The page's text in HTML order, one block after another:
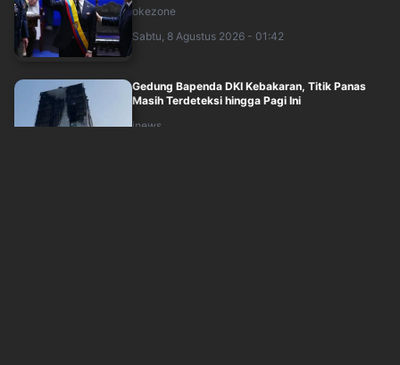
okezone
Sabtu, 8 Agustus 2026 - 01:42
Gedung Bapenda DKI Kebakaran, Titik Panas
Masih Terdeteksi hingga Pagi Ini
inews